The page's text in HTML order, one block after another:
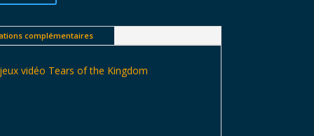
complémentaires
vidéo Tears of the Kingdom